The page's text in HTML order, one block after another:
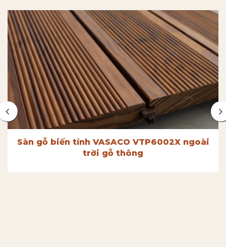
Sàn gỗ biến tính VASACO VTP6002X ngoài
trời gỗ thông